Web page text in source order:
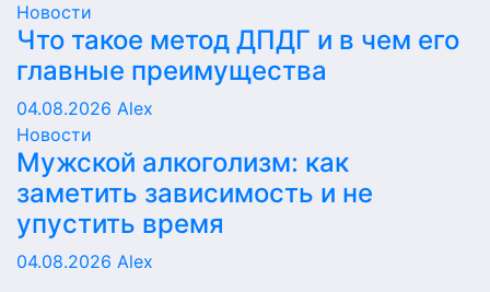
Новости
Что такое метод ДПДГ и в чем его
главные преимущества
04.08.2026 Alex
Новости
Мужской алкоголизм: как
заметить зависимость и не
упустить время
04.08.2026 Alex